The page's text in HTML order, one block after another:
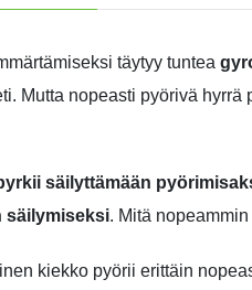
täytyy tuntea
Mutta nopeasti pyörivä
säilyttämään
säilymiseksi. Mitä
kiekko pyörii erittäin